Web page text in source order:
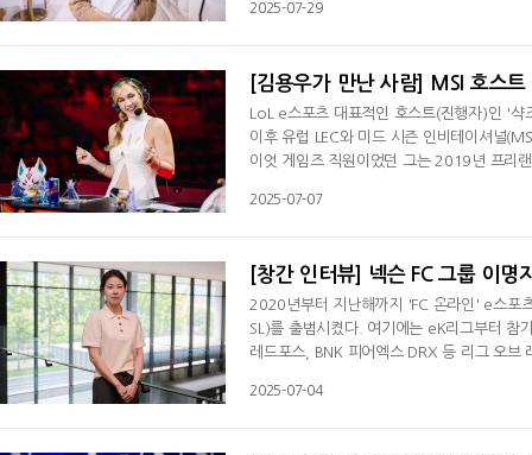
전드 월드 챔피언십(롤드컵), 퍼스트 스탠드
2025-07-29
[김용우가 만난 사람] MSI 호스
LoL e스포츠 대표적인 호스트(진행자)인 '
이후 유럽 LEC와 미드 시즌 인비테이셔널
이엇 게임즈 직원이었던 그는 2019년 프리
다 밴쿠버서 진행 중인 MSI에 참가 중이다.
2025-07-07
[창간 인터뷰] 넥슨 FC 그룹 이
2020년부터 지난해까지 'FC 온라인' e스포
SL)를 출범시켰다. 여기에는 eK리그부터 참
레드포스, BNK 피어엑스 DRX 등 리그 오브
자유롭다는 장점이 있었지만, 안정적이지 못
2025-07-04